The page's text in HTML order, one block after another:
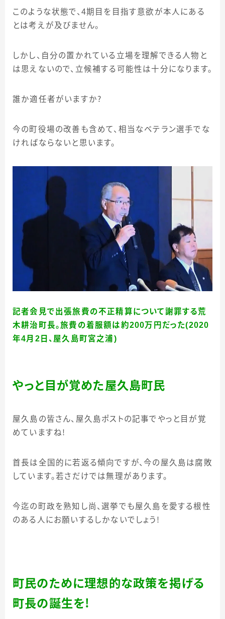
このような状態で、 4期目を目指す意欲が本人にある
とは考えが及びません。
しかし、自分の置かれている立場を理解できる人物と
は思えないので、立候補する可能性は十分になります。
誰か適任者がいますか？
今の町役場の改善も含めて、相当なベテラン選手でな
ければならないと思います。
記者会見で出張旅費の不正精算について謝罪する荒
木耕治町長。旅費の着服額は約200万円だった(2020
年4月2日、屋久島町宮之浦)
やっと目が覚めた屋久島町民
屋久島の皆さん、屋久島ポストの記事でやっと目が覚
めていますね！
首長は全国的に若返る傾向ですが、今の屋久島は腐敗
しています。若さだけでは無理があります。
今迄の町政を熟知し尚、選挙でも屋久島を愛する根性
のある人にお願いするしかないでしょう！
町民のために理想的な政策を掲げる
町長の誕生を！